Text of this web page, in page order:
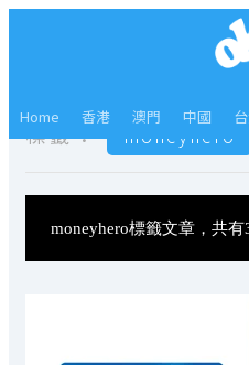
Home 香港 澳門 中國
標籤： moneyhero
moneyhero標籤文章，共